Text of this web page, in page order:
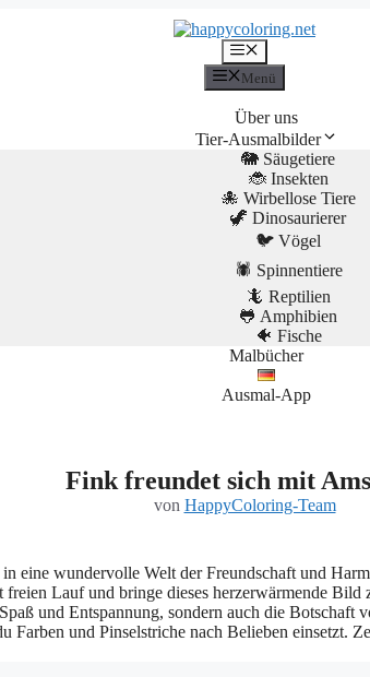
Menü
Über uns
Tier-Ausmalbilder
🐘 Säugetiere
🐞 Insekten
🐙 Wirbellose Tiere
🦖 Dinosaurierer
🐦 Vögel
🕷️ Spinnentiere
🦎 Reptilien
🐸 Amphibien
🐠 Fische
Malbücher
Ausmal-App
Fink freundet sich mit
von HappyColoring-Team
eine wundervolle Welt der Freundschaft und
Lauf und bringe dieses herzerwärmende
und Entspannung, sondern auch die Botschaft
und Pinselstriche nach Belieben einsetzt.